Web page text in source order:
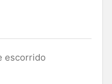
escorrido